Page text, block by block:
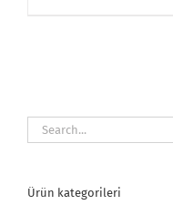
Search
for:
Ürün kategorileri